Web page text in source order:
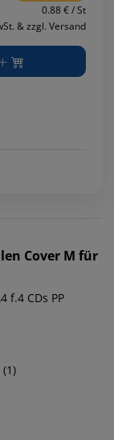
0.88 € / St
& zzgl. Versand
Cover M für
f.4 CDs PP
(1)